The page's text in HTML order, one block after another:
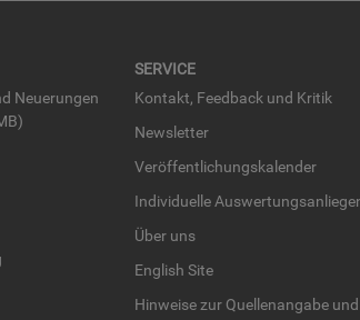
Neue­run­gen
SER­VICE
Kon­takt, Feed­back und Kri­tik
News­let­ter
Ver­öf­fent­li­chungs­ka­len­der
In­di­vi­du­el­le
Über uns
English Site
Hin­wei­se zur Quel­len­an­ga­be